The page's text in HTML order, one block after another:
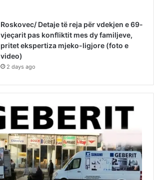
Roskovec/ Detaje të reja për vdekjen e 69-
vjeçarit pas konfliktit mes dy familjeve,
pritet ekspertiza mjeko-ligjore (foto e
video)
2 days ago